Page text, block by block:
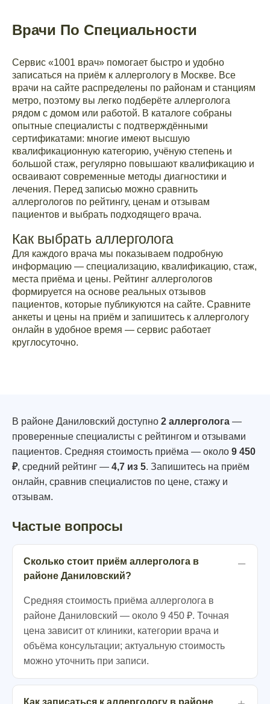
Врачи По Специальности
Сервис «1001 врач» помогает быстро и удобно
записаться на приём к аллергологу в Москве. Все
врачи на сайте распределены по районам и станциям
метро, поэтому вы легко подберёте аллерголога
рядом с домом или работой. В каталоге собраны
опытные специалисты с подтверждёнными
сертификатами: многие имеют высшую
квалификационную категорию, учёную степень и
большой стаж, регулярно повышают квалификацию и
осваивают современные методы диагностики и
лечения. Перед записью можно сравнить
аллергологов по рейтингу, ценам и отзывам
пациентов и выбрать подходящего врача.
Как выбрать аллерголога
Для каждого врача мы показываем подробную
информацию — специализацию, квалификацию, стаж,
места приёма и цены. Рейтинг аллергологов
формируется на основе реальных отзывов
пациентов, которые публикуются на сайте. Сравните
анкеты и цены на приём и запишитесь к аллергологу
онлайн в удобное время — сервис работает
круглосуточно.
В районе Даниловский доступно 2 аллерголога —
проверенные специалисты с рейтингом и отзывами
пациентов. Средняя стоимость приёма — около 9 450
₽, средний рейтинг — 4,7 из 5. Запишитесь на приём
онлайн, сравнив специалистов по цене, стажу и
отзывам.
Частые вопросы
Сколько стоит приём аллерголога в
районе Даниловский?
Средняя стоимость приёма аллерголога в
районе Даниловский — около 9 450 ₽. Точная
цена зависит от клиники, категории врача и
объёма консультации; актуальную стоимость
можно уточнить при записи.
Как записаться к аллергологу в районе